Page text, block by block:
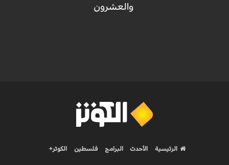
والعشرون
الرئيسية الأحدث البرامج فلسطين الكوثر+